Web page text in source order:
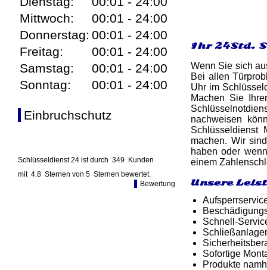
Mittwoch:
00:01 - 24:00
Donnerstag: 00:01 - 24:00
Freitag:
00:01 - 24:00
Samstag:
00:01 - 24:00
Sonntag:
00:01 - 24:00
Einbruchschutz
Schlüsseldienst 24 ist durch 349 Kunden
mit 4.8 Sternen von 5 Sternen bewertet.
Bewertung
Ihr 24Std.
Wenn Sie sich
Bei allen
Uhr im
Machen Sie
nachweisen
Schlüsseldienst
machen. Wir
haben oder
einem
Unsere
Schnell-
Sofortige
Produkte